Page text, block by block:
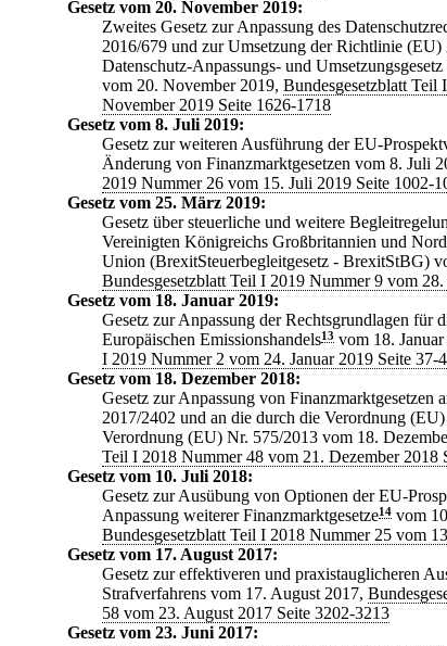
Gesetz vom 20. November 2019:
Zweites Gesetz zur Anpassung des
2016/679 und zur Umsetzung der Richtlinie
Datenschutz-Anpassungs- und
vom 20. November 2019, Bundesgesetzblatt Teil
November 2019 Seite 1626-1718
Gesetz vom 8. Juli 2019:
Gesetz zur weiteren Ausführung der EU-
Änderung von Finanzmarktgesetzen vom 8. Juli
2019 Nummer 26 vom 15. Juli 2019 Seite 1002-
Gesetz vom 25. März 2019:
Gesetz über steuerliche und weitere
Vereinigten Königreichs Großbritannien und
Union (Brexit­Steuerbegleitgesetz - Brexit­StBG)
Bundesgesetzblatt Teil I 2019 Nummer 9 vom
Gesetz vom 18. Januar 2019:
Gesetz zur Anpassung der Rechtsgrundlagen für
Europäischen Emissionshandels13 vom 18.
I 2019 Nummer 2 vom 24. Januar 2019 Seite 37-
Gesetz vom 18. Dezember 2018:
Gesetz zur Anpassung von Finanzmarktgesetzen
2017/2402 und an die durch die Verordnung
Verordnung (EU) Nr. 575/2013 vom 18.
Teil I 2018 Nummer 48 vom 21. Dezember 2018
Gesetz vom 10. Juli 2018:
Gesetz zur Ausübung von Optionen der EU-
Anpassung weiterer Finanzmarktgesetze14 vom
Bundesgesetzblatt Teil I 2018 Nummer 25 vom
Gesetz vom 17. August 2017:
Gesetz zur effektiveren und praxistauglicheren
Strafverfahrens vom 17. August 2017,
58 vom 23. August 2017 Seite 3202-3213
Gesetz vom 23. Juni 2017: